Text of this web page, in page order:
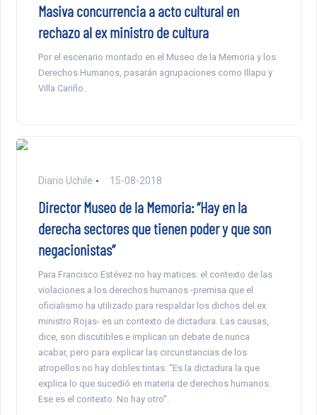
Masiva concurrencia a acto cultural en
rechazo al ex ministro de cultura
Por el escenario montado en el Museo de la Memoria y los
Derechos Humanos, pasarán agrupaciones como Illapu y
Villa Cariño.
Diario Uchile 15-08-2018
Director Museo de la Memoria: “Hay en la
derecha sectores que tienen poder y que son
negacionistas”
Para Francisco Estévez no hay matices: el contexto de las
violaciones a los derechos humanos -premisa que el
oficialismo ha utilizado para respaldar los dichos del ex
ministro Rojas- es un contexto de dictadura. Las causas,
dice, son discutibles e implican un debate de nunca
acabar, pero para explicar las circunstancias de los
atropellos no hay dobles tintas. “Es la dictadura la que
explica lo que sucedió en materia de derechos humanos.
Ese es el contexto. No hay otro”.